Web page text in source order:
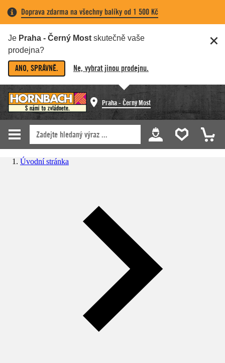
Doprava zdarma na všechny balíky od 1 500 Kč
Je Praha - Černý Most skutečně vaše
prodejna?
ANO, SPRÁVNĚ. Ne, vybrat jinou prodejnu.
Praha - Černý Most
Úvodní stránka